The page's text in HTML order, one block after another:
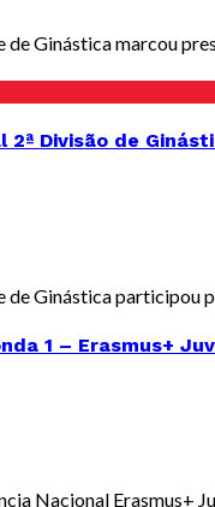
Ginástica marcou
2ª Divisão de
Ginástica participou
1 – Erasmus+
Nacional Erasmus+